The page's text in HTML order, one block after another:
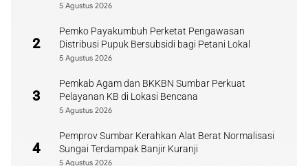
5 Agustus 2026
2
Pemko Payakumbuh Perketat Pengawasan
Distribusi Pupuk Bersubsidi bagi Petani Lokal
5 Agustus 2026
3
Pemkab Agam dan BKKBN Sumbar Perkuat
Pelayanan KB di Lokasi Bencana
5 Agustus 2026
4
Pemprov Sumbar Kerahkan Alat Berat Normalisasi
Sungai Terdampak Banjir Kuranji
5 Agustus 2026